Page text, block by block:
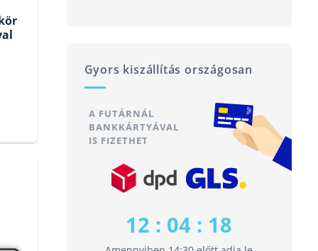
Gyors kiszállítás országosan
A FUTÁRNÁL
BANKKÁRTYÁVAL
IS FIZETHET
12 : 04 : 17